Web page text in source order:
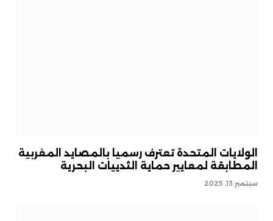
الولايات المتحدة تعترف رسميا بالمصايد المغربية
المطابقة لمعايير حماية الثدييات البحرية
سبتمبر 13, 2025